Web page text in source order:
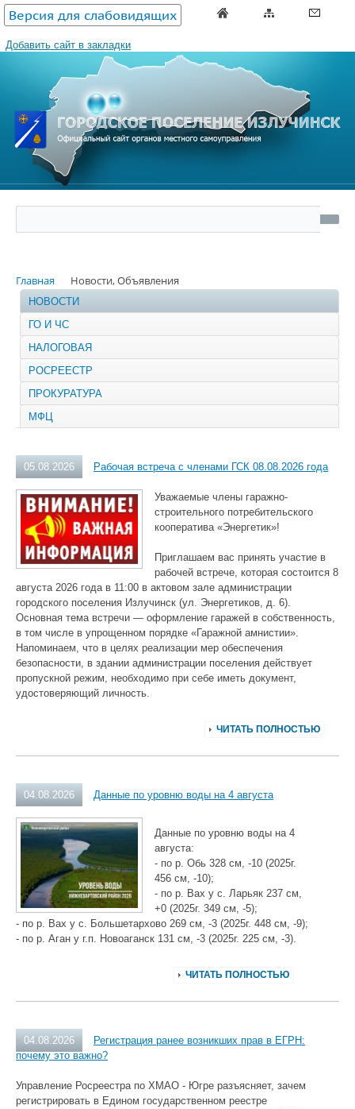
Версия для слабовидящих
Добавить сайт в закладки
Главная Новости, Объявления
НОВОСТИ
ГО И ЧС
НАЛОГОВАЯ
РОСРЕЕСТР
ПРОКУРАТУРА
МФЦ
05.08.2026 Рабочая встреча с членами ГСК 08.08.2026 года
Уважаемые члены гаражно-
строительного потребительского
кооператива «Энергетик»!
Приглашаем вас принять участие в
рабочей встрече, которая состоится 8
августа 2026 года в 11:00 в актовом зале администрации
городского поселения Излучинск (ул. Энергетиков, д. 6).
Основная тема встречи — оформление гаражей в собственность,
в том числе в упрощенном порядке «Гаражной амнистии».
Напоминаем, что в целях реализации мер обеспечения
безопасности, в здании администрации поселения действует
пропускной режим, необходимо при себе иметь документ,
удостоверяющий личность.
ЧИТАТЬ ПОЛНОСТЬЮ
04.08.2026 Данные по уровню воды на 4 августа
Данные по уровню воды на 4
августа:
- по р. Обь 328 см, -10 (2025г.
456 см, -10);
- по р. Вах у с. Ларьяк 237 см,
+0 (2025г. 349 см, -5);
- по р. Вах у с. Большетархово 269 см, -3 (2025г. 448 см, -9);
- по р. Аган у г.п. Новоаганск 131 см, -3 (2025г. 225 см, -3).
ЧИТАТЬ ПОЛНОСТЬЮ
04.08.2026
Регистрация ранее возникших прав в ЕГРН:
почему это важно?
Управление Росреестра по ХМАО - Югре разъясняет, зачем
регистрировать в Едином государственном реестре